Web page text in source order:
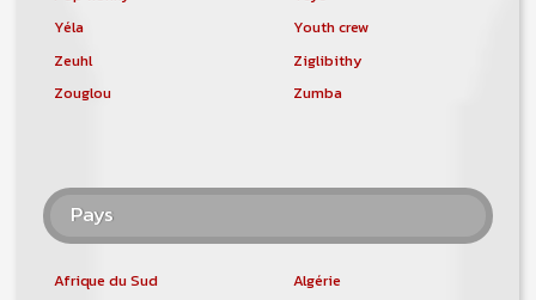
Yéla
Youth crew
Zeuhl
Ziglibithy
Zouglou
Zumba
Pays
Afrique du Sud
Algérie